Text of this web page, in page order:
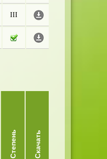
III
Степень Скачать